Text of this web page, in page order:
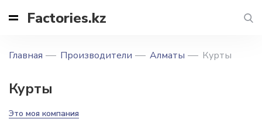
Factories.kz
Главная Производители Алматы Курты
Курты
Это моя компания